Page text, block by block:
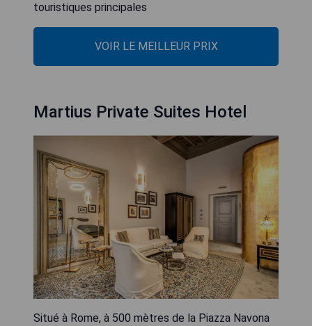
touristiques principales
VOIR LE MEILLEUR PRIX
Martius Private Suites Hotel
Situé à Rome, à 500 mètres de la Piazza Navona